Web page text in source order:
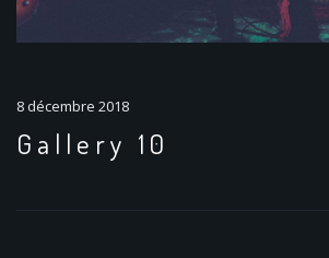
8 décembre 2018
Gallery 10